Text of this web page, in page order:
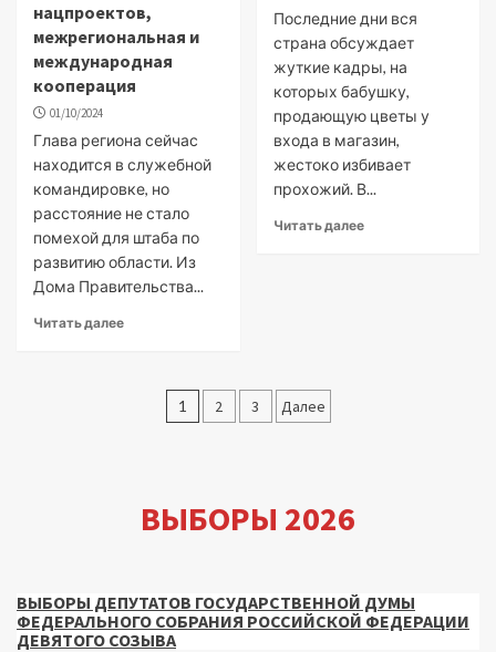
нацпроектов,
межрегиональная и
международная
кооперация
01/10/2024
Глава региона сейчас
находится в служебной
командировке, но
расстояние не стало
помехой для штаба по
развитию области. Из
Дома Правительства...
Читать далее
Последние дни вся
страна обсуждает
жуткие кадры, на
которых бабушку,
продающую цветы у
входа в магазин,
жестоко избивает
прохожий. В...
Читать далее
Пагинация
1 2 3 Далее
ВЫБОРЫ 2026
ВЫБОРЫ ДЕПУТАТОВ ГОСУДАРСТВЕННОЙ ДУМЫ
ФЕДЕРАЛЬНОГО СОБРАНИЯ РОССИЙСКОЙ ФЕДЕРАЦИИ
ДЕВЯТОГО СОЗЫВА